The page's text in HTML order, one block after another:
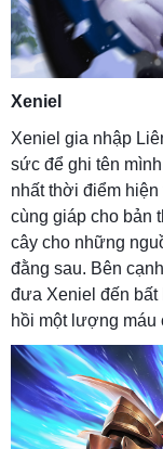
Xeniel
Xeniel gia nhập
sức để ghi tên
nhất thời điểm
cùng giáp cho bản
cây cho những
đằng sau. Bên
đưa Xeniel đến bất
hồi một lượng máu